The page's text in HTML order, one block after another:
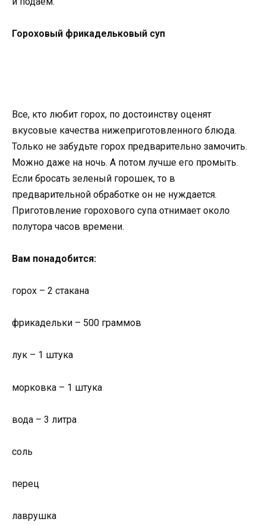
Гороховый фрикадельковый суп
Все, кто любит горох, по достоинству оценят
вкусовые качества нижеприготовленного блюда.
Только не забудьте горох предварительно замочить.
Можно даже на ночь. А потом лучше его промыть.
Если бросать зеленый горошек, то в
предварительной обработке он не нуждается.
Приготовление горохового супа отнимает около
полутора часов времени.
Вам понадобится:
горох – 2 стакана
фрикадельки – 500 граммов
лук – 1 штука
морковка – 1 штука
вода – 3 литра
соль
перец
лаврушка